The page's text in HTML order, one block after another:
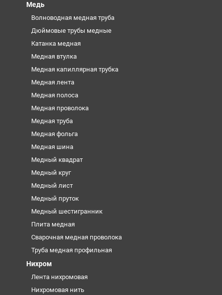
Медь
Волноводная медная труба
Дюймовые трубы медные
Катанка медная
Медная втулка
Медная капиллярная трубка
Медная лента
Медная полоса
Медная проволока
Медная труба
Медная фольга
Медная шина
Медный квадрат
Медный круг
Медный лист
Медный пруток
Медный шестигранник
Плита медная
Сварочная медная проволока
Труба медная профильная
Нихром
Лента нихромовая
Нихромовая нить